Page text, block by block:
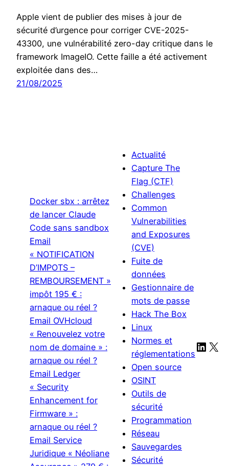
Apple vient de publier des mises à jour de
sécurité d’urgence pour corriger CVE-2025-
43300, une vulnérabilité zero-day critique dans le
framework ImageIO. Cette faille a été activement
exploitée dans des…
21/08/2025
Docker sbx : arrêtez
de lancer Claude
Code sans sandbox
Email
« NOTIFICATION
D’IMPOTS –
REMBOURSEMENT »
impôt 195 € :
arnaque ou réel ?
Email OVHcloud
« Renouvelez votre
nom de domaine » :
arnaque ou réel ?
Email Ledger
« Security
Enhancement for
Firmware » :
arnaque ou réel ?
Email Service
Juridique « Néoliane
Actualité
Capture The
Flag (CTF)
Challenges
Common
Vulnerabilities
and Exposures
(CVE)
Fuite de
données
Gestionnaire de
mots de passe
Hack The Box
Linux
Normes et
réglementations
Open source
OSINT
Outils de
sécurité
Programmation
Réseau
Sauvegardes
Sécurité
X